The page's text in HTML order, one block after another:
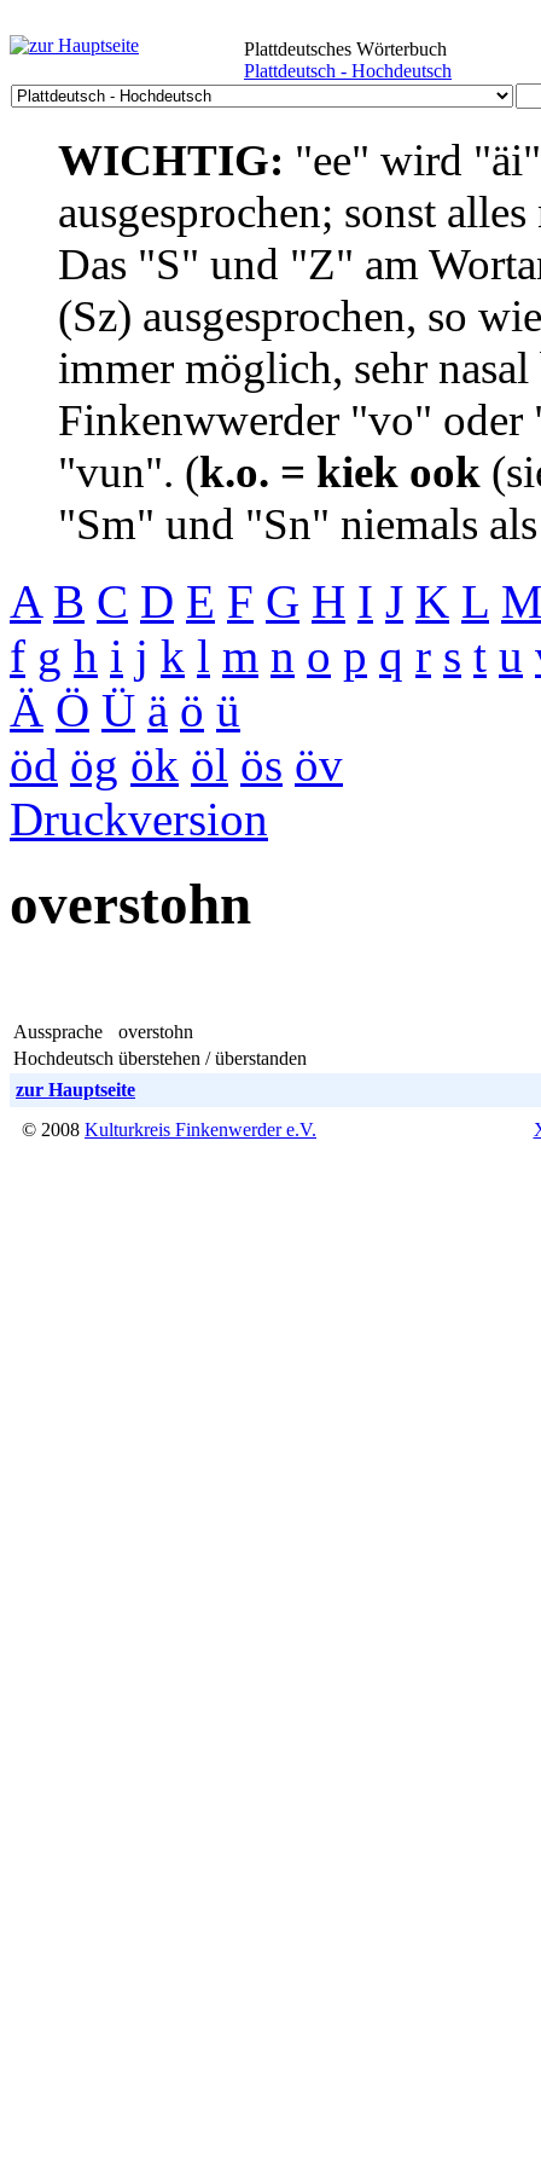
Plattdeutsches Wörterbuch
Plattdeutsch - Hochdeutsch
WICHTIG: "ee" wird
ausgesprochen; sonst
Das "S" und "Z" am
(Sz) ausgesprochen, so
immer möglich, sehr
Finkenwwerder "vo"
"vun". (k.o. = kiek ook
"Sm" und "Sn" niemals
A B C D E F G H I J K L
f g h i j k l m n o p q r s t u
Ä Ö Ü ä ö ü
öd ög ök öl ös öv
Druckversion
overstohn
Aussprache
overstohn
Hochdeutsch überstehen / überstanden
zur Hauptseite
© 2008 Kulturkreis Finkenwerder e.V.